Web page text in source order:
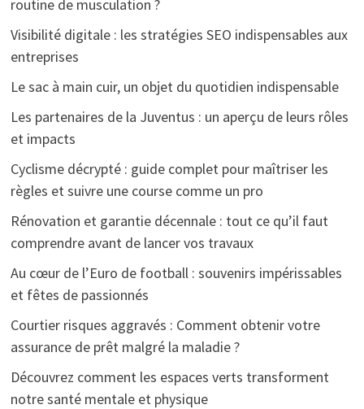
routine de musculation ?
Visibilité digitale : les stratégies SEO indispensables aux
entreprises
Le sac à main cuir, un objet du quotidien indispensable
Les partenaires de la Juventus : un aperçu de leurs rôles
et impacts
Cyclisme décrypté : guide complet pour maîtriser les
règles et suivre une course comme un pro
Rénovation et garantie décennale : tout ce qu’il faut
comprendre avant de lancer vos travaux
Au cœur de l’Euro de football : souvenirs impérissables
et fêtes de passionnés
Courtier risques aggravés : Comment obtenir votre
assurance de prêt malgré la maladie ?
Découvrez comment les espaces verts transforment
notre santé mentale et physique